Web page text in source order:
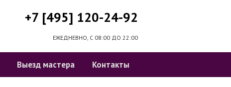
+7 [495] 120-24-92
ЕЖЕДНЕВНО, С 08:00 ДО 22:00
Выезд мастера Контакты